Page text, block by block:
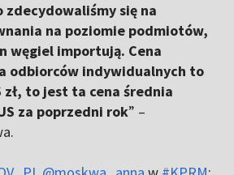
się na
na poziomie podmiotów,
węgiel importują. Cena
odbiorców indywidualnych to
to jest ta cena średnia
za poprzedni rok” –